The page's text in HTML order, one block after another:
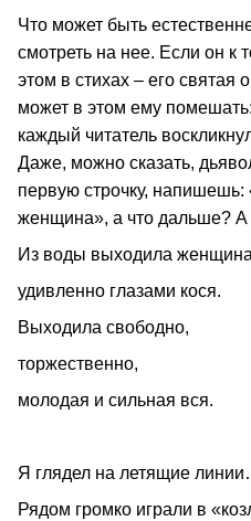
Что может быть
смотреть на нее. Если он к
этом в стихах – его святая
может в этом ему
каждый читатель
Даже, можно сказать,
первую строчку,
женщина», а что дальше? А
Из воды выходила
удивленно глазами кося.
Выходила свободно,
торжественно,
молодая и сильная вся.
Я глядел на летящие
Рядом громко играли в